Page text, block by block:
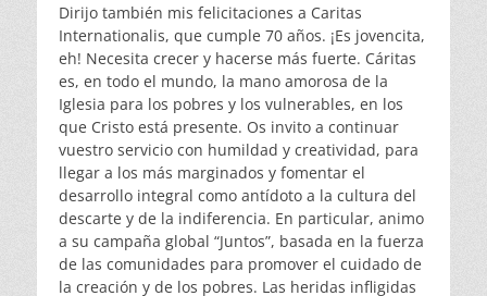
Dirijo también mis felicitaciones a Caritas
Internationalis, que cumple 70 años. ¡Es jovencita,
eh! Necesita crecer y hacerse más fuerte. Cáritas
es, en todo el mundo, la mano amorosa de la
Iglesia para los pobres y los vulnerables, en los
que Cristo está presente. Os invito a continuar
vuestro servicio con humildad y creatividad, para
llegar a los más marginados y fomentar el
desarrollo integral como antídoto a la cultura del
descarte y de la indiferencia. En particular, animo
a su campaña global “Juntos”, basada en la fuerza
de las comunidades para promover el cuidado de
la creación y de los pobres. Las heridas infligidas